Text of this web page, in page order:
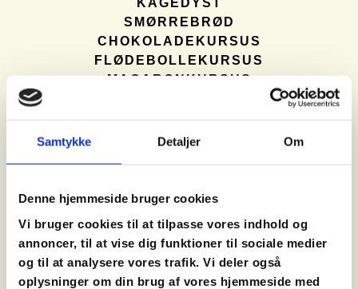
Samtykke Detaljer Om
Denne hjemmeside bruger cookies
Vi bruger cookies til at tilpasse vores indhold og
annoncer, til at vise dig funktioner til sociale medier
og til at analysere vores trafik. Vi deler også
oplysninger om din brug af vores hjemmeside med
KAGEDYST
SMØRREBRØD
CHOKOLADEKURSUS
FLØDEBOLLEKURSUS
MACARONKURSUS
JULEARRANGEMENTER
JULEFROKOST
DEN STORE JULEKAGEDYST
JULE-CHOKOLADEKURSUS
MØDEPAKKER
OPSKRIFTER